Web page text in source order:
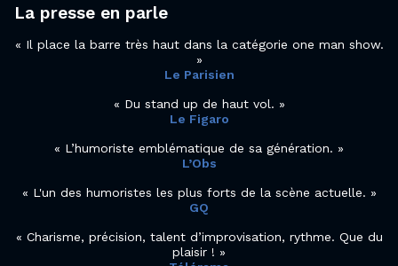
La presse en parle
Il place la barre très haut dans la catégorie one man show.
Le Parisien
Du stand up de haut vol.
Le Figaro
L’humoriste emblématique de sa génération.
L’Obs
L'un des humoristes les plus forts de la scène actuelle.
GQ
Charisme, précision, talent d’improvisation, rythme. Que du
plaisir !